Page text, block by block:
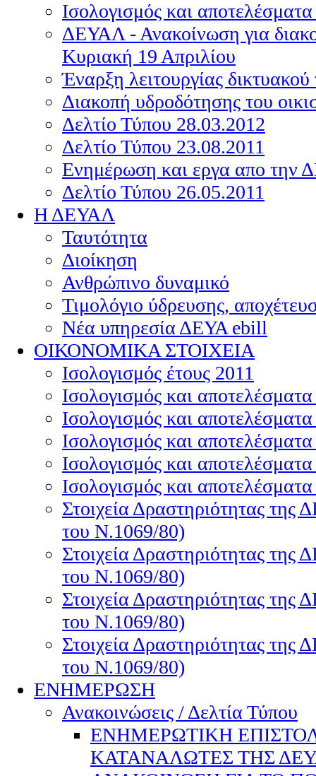
Ισολογισμός και
ΔΕΥΑΛ - Ανακοίνωση για
Κυριακή 19 Απριλίου
Έναρξη λειτουργίας
Διακοπή υδροδότησης του
Δελτίο Τύπου 28.03.2012
Δελτίο Τύπου 23.08.2011
Ενημέρωση και εργα απο την
Δελτίο Τύπου 26.05.2011
Η ΔΕΥΑΛ
Ταυτότητα
Διοίκηση
Ανθρώπινο δυναμικό
Τιμολόγιο ύδρευσης,
Nέα υπηρεσία ΔΕΥΑ ebill
ΟΙΚΟΝΟΜΙΚΑ ΣΤΟΙΧΕΙΑ
Ισολογισμός έτους 2011
Ισολογισμός και
Ισολογισμός και
Ισολογισμός και
Ισολογισμός και
Ισολογισμός και
Στοιχεία Δραστηριότητας
του Ν.1069/80)
Στοιχεία Δραστηριότητας
του Ν.1069/80)
Στοιχεία Δραστηριότητας
του Ν.1069/80)
Στοιχεία Δραστηριότητας
του Ν.1069/80)
ΕΝΗΜΕΡΩΣΗ
Ανακοινώσεις / Δελτία Τύπου
ΕΝΗΜΕΡΩΤΙΚΗ
ΚΑΤΑΝΑΛΩΤΕΣ ΤΗΣ